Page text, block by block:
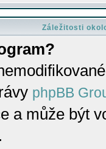
Záležitosti
phpBB
a může být
.